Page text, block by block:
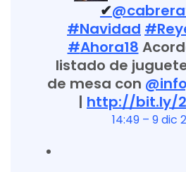
✔
#Navidad #
#Ahora18
listado de
de mesa con @
| http://bit.ly/
14:49 – 9 dic